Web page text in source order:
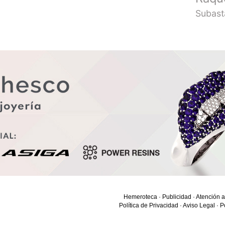
Hemeroteca · Publicidad · Atención
Política de Privacidad · Aviso Legal ·